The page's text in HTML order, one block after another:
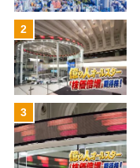
2
3